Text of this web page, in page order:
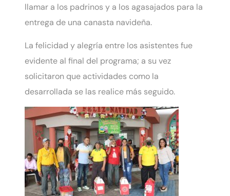
llamar a los padrinos y a los agasajados para la
entrega de una canasta navideña.
La felicidad y alegría entre los asistentes fue
evidente al final del programa; a su vez
solicitaron que actividades como la
desarrollada se las realice más seguido.